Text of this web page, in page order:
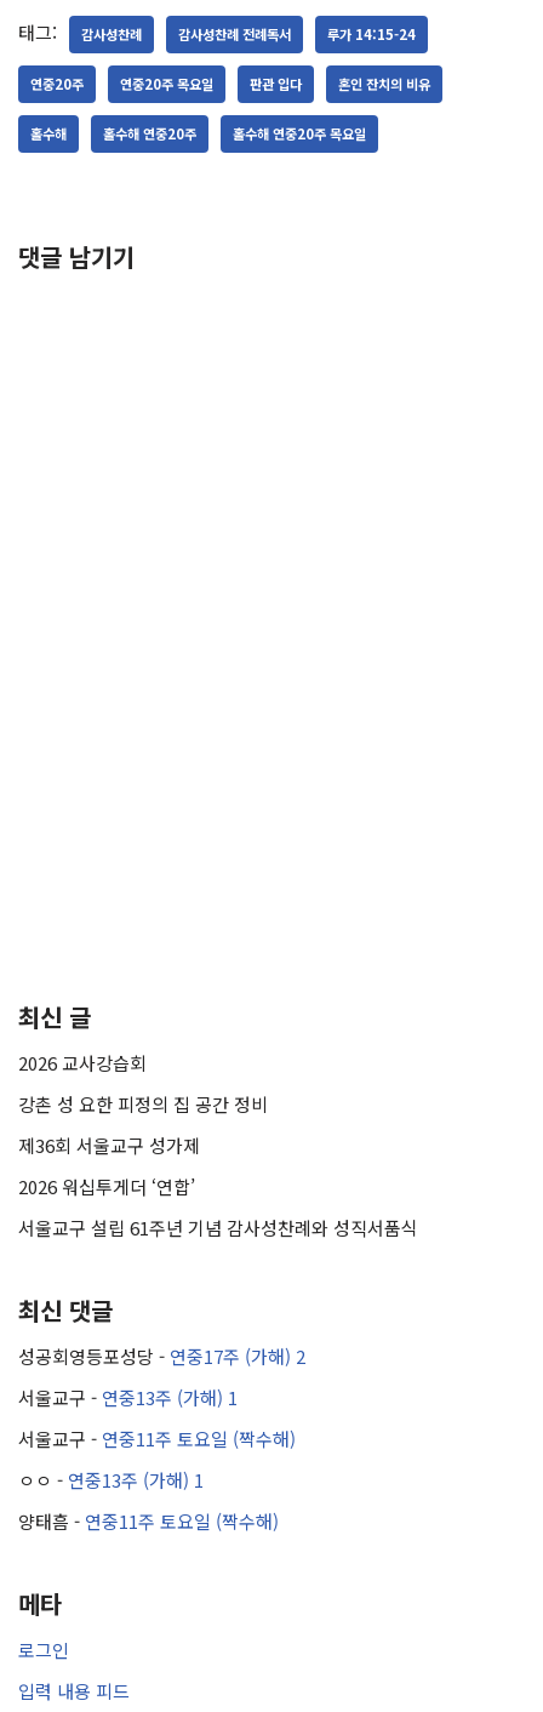
태그: 감사성찬례 감사성찬례 전례독서 루가 14:15-24
연중20주 연중20주 목요일 판관 입다 혼인 잔치의 비유
홀수해 홀수해 연중20주 홀수해 연중20주 목요일
댓글 남기기
최신 글
2026 교사강습회
강촌 성 요한 피정의 집 공간 정비
제36회 서울교구 성가제
2026 워십투게더 ‘연합’
서울교구 설립 61주년 기념 감사성찬례와 성직서품식
최신 댓글
성공회영등포성당 - 연중17주 (가해) 2
서울교구 - 연중13주 (가해) 1
서울교구 - 연중11주 토요일 (짝수해)
ㅇㅇ - 연중13주 (가해) 1
양태흠 - 연중11주 토요일 (짝수해)
메타
로그인
입력 내용 피드